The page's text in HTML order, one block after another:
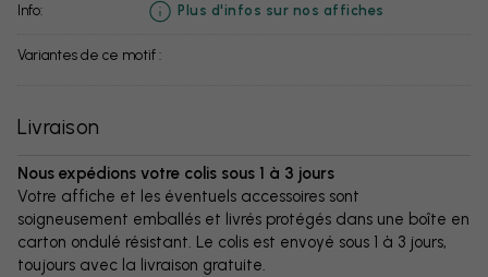
info: Plus d'infos sur nos affiches
Variantes de ce motif :
Livraison
Nous expédions votre colis sous 1 à 3 jours
Votre affiche et les éventuels accessoires sont
soigneusement emballés et livrés protégés dans une boîte en
carton ondulé résistant. Le colis est envoyé sous 1 à 3 jours,
toujours avec la livraison gratuite.